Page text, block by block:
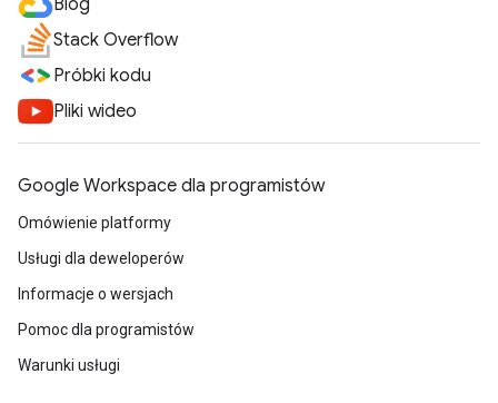
Blog
Stack Overflow
Próbki kodu
Pliki wideo
Google Workspace dla programistów
Omówienie platformy
Usługi dla deweloperów
Informacje o wersjach
Pomoc dla programistów
Warunki usługi